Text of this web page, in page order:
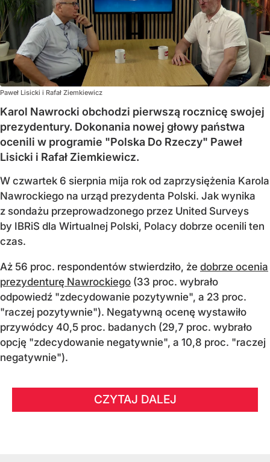
Paweł Lisicki i Rafał Ziemkiewicz
Karol Nawrocki obchodzi pierwszą rocznicę swojej
prezydentury. Dokonania nowej głowy państwa
ocenili w programie "Polska Do Rzeczy" Paweł
Lisicki i Rafał Ziemkiewicz.
W czwartek 6 sierpnia mija rok od zaprzysiężenia Karola
Nawrockiego na urząd prezydenta Polski. Jak wynika
z sondażu przeprowadzonego przez United Surveys
by IBRiS dla Wirtualnej Polski, Polacy dobrze ocenili ten
czas.
Aż 56 proc. respondentów stwierdziło, że dobrze ocenia
prezydenturę Nawrockiego (33 proc. wybrało
odpowiedź "zdecydowanie pozytywnie", a 23 proc.
"raczej pozytywnie"). Negatywną ocenę wystawiło
przywódcy 40,5 proc. badanych (29,7 proc. wybrało
opcję "zdecydowanie negatywnie", a 10,8 proc. "raczej
negatywnie").
CZYTAJ DALEJ